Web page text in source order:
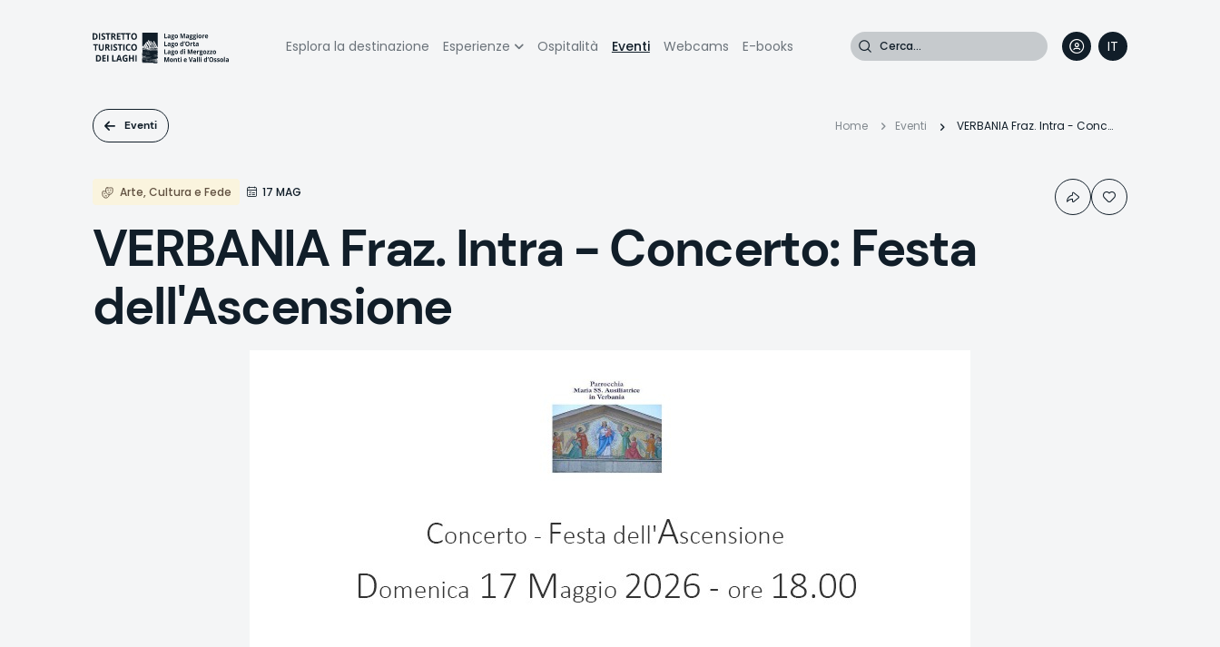
Navigazione
Esplora la destinazione Esperienze Ospitalità Eventi Webcams E-books Cerca
IT
EN
FR
DE
Eventi
Briciole
pane
Home Eventi VERBANIA Fraz. Intra - Concerto: Festa dell'Ascensione
Arte, Cultura e Fede 17 MAG
VERBANIA Fraz. Intra - Concerto: Festa
dell'Ascensione